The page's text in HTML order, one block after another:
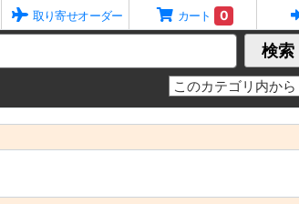
取り寄せオーダー カート 0
検索